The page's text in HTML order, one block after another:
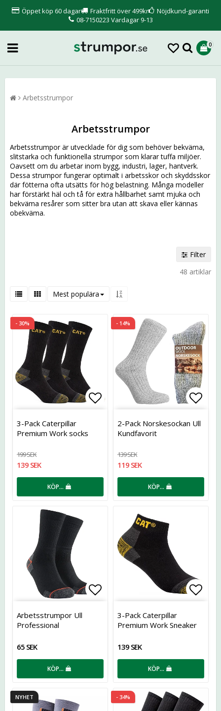
Öppet köp 60 dagar Fraktfritt över 499kr
Nöjdkund-garanti
08-7150223 Vardagar 9-13
0
Arbetsstrumpor
Arbetsstrumpor
Arbetsstrumpor är utvecklade för dig som behöver bekväma,
slitstarka och funktionella strumpor som klarar tuffa miljöer.
Oavsett om du arbetar inom bygg, industri, lager, hantverk.
Dessa strumpor fungerar optimalt i arbetsskor och skyddsskor
där fötterna ofta utsätts för hög belastning. Många modeller
har förstärkt häl och tå för extra hållbarhet samt mjuka och
bekväma resårer som sitter bra utan att skava eller kännas
obekväma.
Filter
48 artiklar
Mest populära
- 30%
Lägg till i favoritlistan
3-Pack Caterpillar
Premium Work socks
199 SEK
139 SEK
KÖP…
- 14%
2-Pack Norskesockan Ull
Kundfavorit
139 SEK
119 SEK
KÖP…
Lägg till i favoritlistan
Arbetsstrumpor Ull
Professional
65 SEK
KÖP…
3-Pack Caterpillar
Premium Work Sneaker
139 SEK
KÖP…
NYHET - 34%